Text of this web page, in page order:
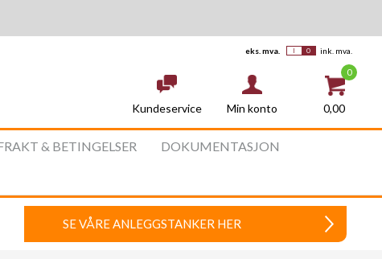
eks. mva. ink. mva.
0,00
0
Min konto
Kundeservice
& BETINGELSER DOKUMENTASJON
SE VÅRE ANLEGGSTANKER HER